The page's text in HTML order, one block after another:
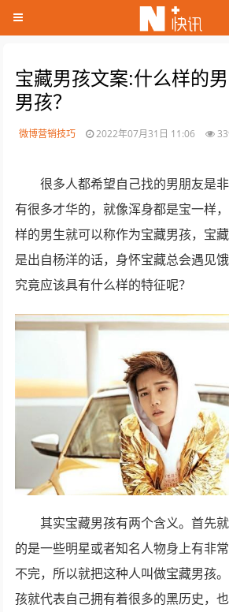
宝藏男孩文案:什么样的
男孩？
微博营销技巧 2022年07月31日 11:06
很多人都希望自己找的男朋友是
有很多才华的，就像浑身都是宝一样
样的男生就可以称作为宝藏男孩，宝
是出自杨洋的话，身怀宝藏总会遇见
究竟应该具有什么样的特征呢？
其实宝藏男孩有两个含义。首先
的是一些明星或者知名人物身上有非
不完，所以就把这种人叫做宝藏男孩
孩就代表自己拥有着很多的黑历史，